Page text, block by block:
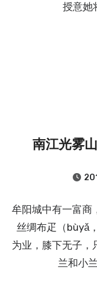
授意她
南江光雾
牟阳城中有一富商
丝绸布疋（bùyǎ
为业，膝下无子，
兰和小